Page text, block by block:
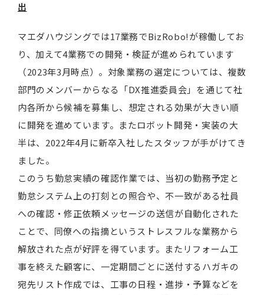
出
マエダハウジングでは17業務でBizRobo!が稼働してお
り、加えて4業務での開発・検証が進められています
（2023年3月時点）。対象業務の選定については、複数
部門のメンバーからなる「DX推進委員会」を通じて社
内各所から候補を募集し、想定される効果が大きい順
に開発を進めています。またロボット開発・実装の大
半は、2022年4月に新卒入社したスタッフが手がけてき
ました。
このうち勤怠実績の確認作業では、当初の勤務予定と
勤怠システム上の打刻との照合や、不一致がある社員
への確認・修正依頼メッセージの送信が自動化された
ことで、同僚への指摘というストレスフルな業務から
解放された点が好評を得ています。またリフォーム工
事を終えた顧客に、一定期間ごとに送付するハガキの
宛先リスト作成では、工事の日程・進捗・予算などを